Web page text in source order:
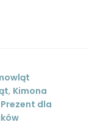
, Kimona
Prezent dla